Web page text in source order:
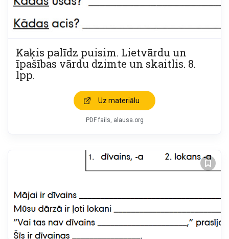
Kaķis palīdz puisim. Lietvārdu un
īpašības vārdu dzimte un skaitlis. 8.
lpp.
Uz materiālu
PDF fails, alausa.org